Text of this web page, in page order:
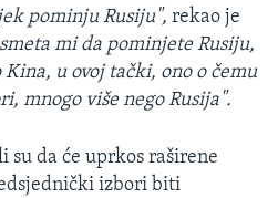
pominju Rusiju", rekao je
mi da pominjete Rusiju,
u ovoj tački, ono o čemu
mnogo više nego Rusija".
su da će uprkos raširene
izbori biti